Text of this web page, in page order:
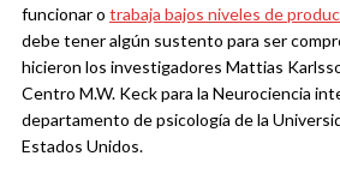
funcionar o trabaja bajos niveles de
debe tener algún sustento para ser
hicieron los investigadores Mattias
Centro M.W. Keck para la Neurociencia
departamento de psicología de la
Estados Unidos.